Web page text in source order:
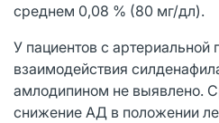
среднем 0,08 % (80 мг/дл).
У пациентов с артериальной
взаимодействия
амлодипином не выявлено.
снижение АД в положении